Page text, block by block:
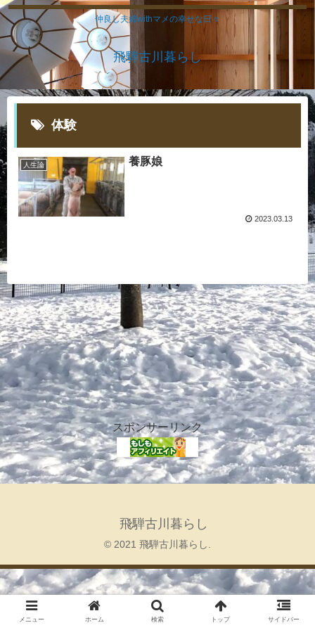
仲良し夫婦withマメの幸せな日々
飛騨古川暮らし
体験
人生論 養豚娘
2023.03.13
スポンサーリンク
飛騨古川暮らし
© 2021 飛騨古川暮らし.
メニュー ホーム 検索 トップ サイドバー